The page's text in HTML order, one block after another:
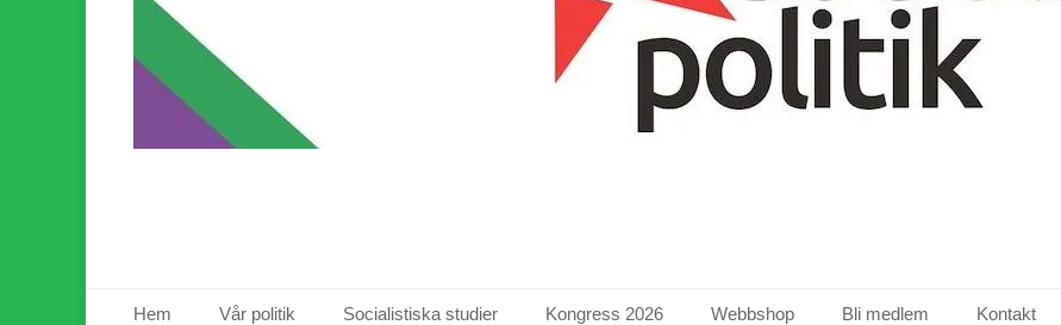
Primär meny
Hem Vår politik Socialistiska studier Kongress 2026 Webbshop Bli medlem Kontakt